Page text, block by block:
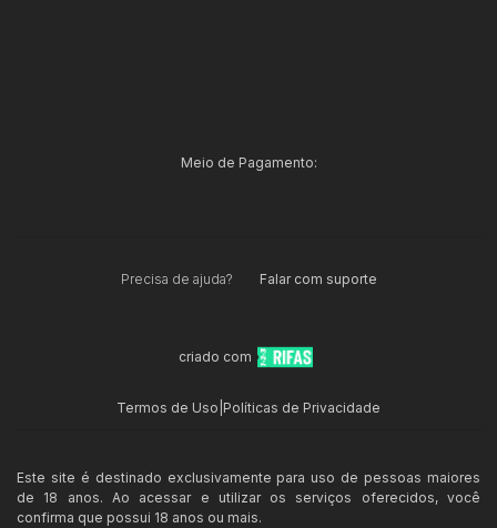
Meio de Pagamento:
Precisa de ajuda? Falar com suporte
criado com
Termos de Uso Políticas de Privacidade
Este site é destinado exclusivamente para uso de pessoas maiores
de 18 anos. Ao acessar e utilizar os serviços oferecidos, você
confirma que possui 18 anos ou mais.